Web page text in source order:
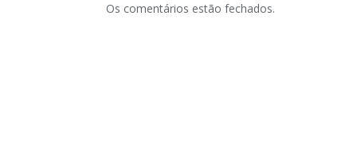
Os comentários estão fechados.